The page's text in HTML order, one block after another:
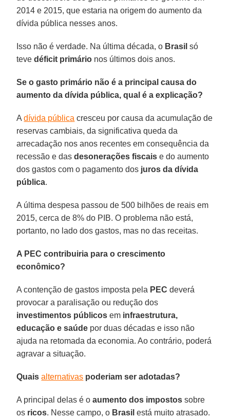
2014 e 2015, que estaria na origem do aumento da
dívida pública nesses anos.
Isso não é verdade. Na última década, o Brasil só
tevedéficit primário nos últimos dois anos.
Se o gasto primário não é a principal causa do
aumento da dívida pública, qual é a explicação?
Adívida pública cresceu por causa da acumulação de
reservas cambiais, da significativa queda da
arrecadação nos anos recentes em consequência da
recessão e dasdesonerações fiscais e do aumento
dos gastos com o pagamento dos juros da dívida
pública.
A última despesa passou de 500 bilhões de reais em
2015, cerca de 8% do PIB. O problema não está,
portanto, no lado dos gastos, mas no das receitas.
A PEC contribuiria para o crescimento
econômico?
A contenção de gastos imposta pela PEC deverá
provocar a paralisação ou redução dos
investimentos públicos em infraestrutura,
educação e saúde por duas décadas e isso não
ajuda na retomada da economia. Ao contrário, poderá
agravar a situação.
Quaisalternativas poderiam ser adotadas?
A principal delas é oaumento dos impostos sobre
os ricos. Nesse campo, o Brasil está muito atrasado.